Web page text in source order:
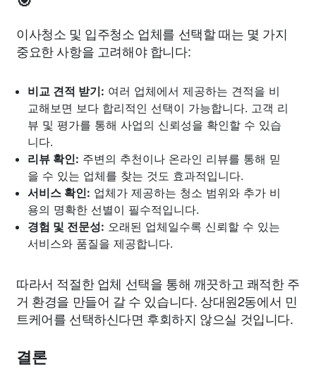
이사청소 및 입주청소 업체를 선택할 때는 몇 가지
중요한 사항을 고려해야 합니다:
비교 견적 받기: 여러 업체에서 제공하는 견적을 비
교해보면 보다 합리적인 선택이 가능합니다. 고객 리
뷰 및 평가를 통해 사업의 신뢰성을 확인할 수 있습
니다.
리뷰 확인: 주변의 추천이나 온라인 리뷰를 통해 믿
을 수 있는 업체를 찾는 것도 효과적입니다.
서비스 확인: 업체가 제공하는 청소 범위와 추가 비
용의 명확한 선별이 필수적입니다.
경험 및 전문성: 오래된 업체일수록 신뢰할 수 있는
서비스와 품질을 제공합니다.
따라서 적절한 업체 선택을 통해 깨끗하고 쾌적한 주
거 환경을 만들어 갈 수 있습니다. 상대원2동에서 민
트케어를 선택하신다면 후회하지 않으실 것입니다.
결론